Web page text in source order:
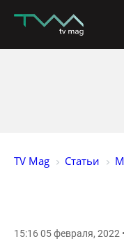
TV Mag Статьи
15:16 05 февраля, 2022